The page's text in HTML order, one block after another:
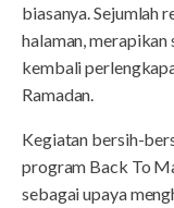
biasanya. Sejumlah
halaman,
kembali
Ramadan.
Kegiatan bersih-
program Back To
sebagai upaya